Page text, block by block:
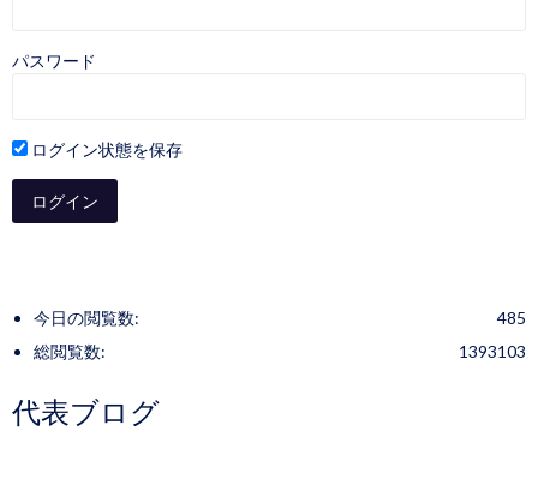
パスワード
ログイン状態を保存
485
今日の閲覧数:
1393103
総閲覧数:
代表ブログ